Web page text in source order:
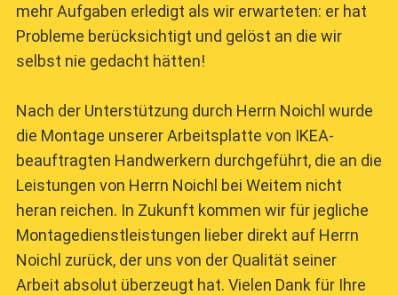
mehr Aufgaben erledigt als wir erwarteten: er hat
Probleme berücksichtigt und gelöst an die wir
selbst nie gedacht hätten!
Nach der Unterstützung durch Herrn Noichl wurde
die Montage unserer Arbeitsplatte von IKEA-
beauftragten Handwerkern durchgeführt, die an die
Leistungen von Herrn Noichl bei Weitem nicht
heran reichen. In Zukunft kommen wir für jegliche
Montagedienstleistungen lieber direkt auf Herrn
Noichl zurück, der uns von der Qualität seiner
Arbeit absolut überzeugt hat. Vielen Dank für Ihre